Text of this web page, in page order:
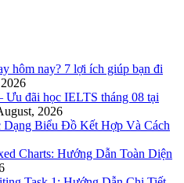
hôm nay? 7 lợi ích giúp bạn đi
đãi học IELTS tháng 08 tại
2026
Dạng Biểu Đồ Kết Hợp Và Cách
Charts: Hướng Dẫn Toàn Diện